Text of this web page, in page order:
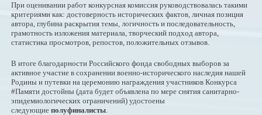
При оценивании работ конкурсная комиссия руководствовалась такими
критериями как: достоверность исторических фактов, личная позиция
автора, глубина раскрытия темы, логичность и последовательность,
грамотность изложения материала, творческий подход автора,
статистика просмотров, репостов, положительных отзывов.
В итоге благодарности Российского фонда свободных выборов за
активное участие в сохранении военно-исторического наследия нашей
Родины и путевки на церемонию награждения участников Конкурса
#Памяти достойны (дата будет объявлена по мере снятия санитарно-
эпидемиологических ограничений) удостоены
следующие полуфиналисты.